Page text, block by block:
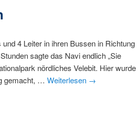
4 Leiter in ihren Bussen in Richtung
sagte das Navi endlich „Sie
nördliches Velebit. Hier wurde
gemacht, … Weiterlesen →